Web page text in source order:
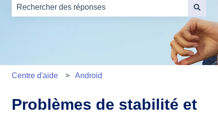
Il n'y a aucune suggestion car le champ de recherche
Centre d'aide Android
Problèmes de stabilité et